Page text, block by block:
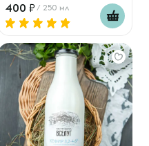
400 / 250 мл